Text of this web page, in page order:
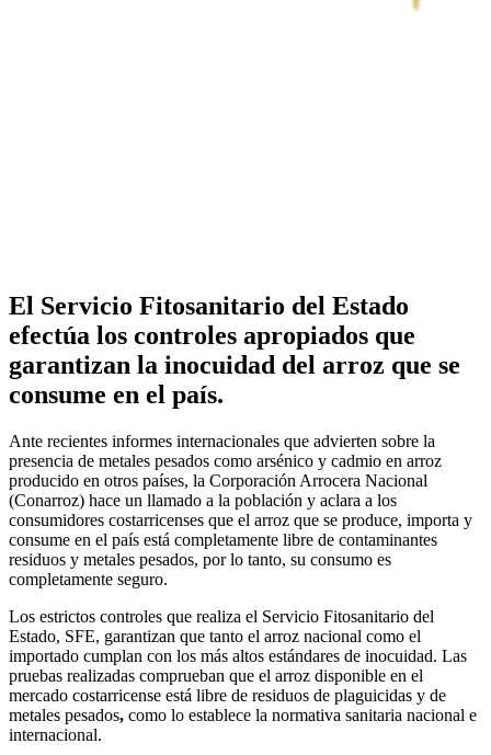
El Servicio Fitosanitario del Estado
efectúa los controles apropiados que
garantizan la inocuidad del arroz que se
consume en el país.
Ante recientes informes internacionales que advierten sobre la
presencia de metales pesados como arsénico y cadmio en arroz
producido en otros países, la Corporación Arrocera Nacional
(Conarroz) hace un llamado a la población y aclara a los
consumidores costarricenses que el arroz que se produce, importa y
consume en el país está completamente libre de contaminantes
residuos y metales pesados, por lo tanto, su consumo es
completamente seguro.
Los estrictos controles que realiza el Servicio Fitosanitario del
Estado, SFE, garantizan que tanto el arroz nacional como el
importado cumplan con los más altos estándares de inocuidad. Las
pruebas realizadas comprueban que el arroz disponible en el
mercado costarricense está libre de residuos de plaguicidas y de
metales pesados, como lo establece la normativa sanitaria nacional e
internacional.